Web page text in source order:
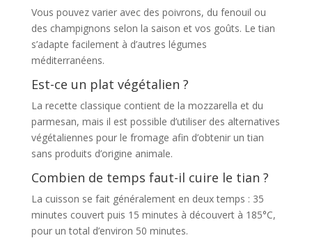
Vous pouvez varier avec des poivrons, du fenouil ou
des champignons selon la saison et vos goûts. Le tian
s’adapte facilement à d’autres légumes
méditerranéens.
Est-ce un plat végétalien ?
La recette classique contient de la mozzarella et du
parmesan, mais il est possible d’utiliser des alternatives
végétaliennes pour le fromage afin d’obtenir un tian
sans produits d’origine animale.
Combien de temps faut-il cuire le tian ?
La cuisson se fait généralement en deux temps : 35
minutes couvert puis 15 minutes à découvert à 185°C,
pour un total d’environ 50 minutes.